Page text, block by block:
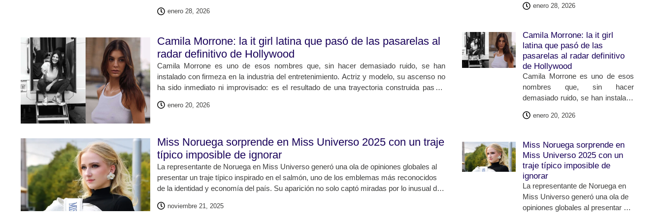
declaraciones estéticas. Esta vez, el diseñador francés presentó
que encuentra su corazón creativo en una figura icónica: Paloma Picasso.
enero 28, 2026
Camila Morrone: la it girl latina que pasó de las pasarelas al
radar definitivo de Hollywood
Camila Morrone es uno de esos nombres que, sin hacer demasiado ruido, se han
instalado con firmeza en la industria del entretenimiento. Actriz y modelo, su ascenso no
ha sido inmediato ni improvisado: es el resultado de una trayectoria construida paso a
en un mundo donde destacar no siempre es sencillo.
enero 20, 2026
Miss Noruega sorprende en Miss Universo 2025 con un traje
típico imposible de ignorar
La representante de Noruega en Miss Universo generó una ola de opiniones globales al
presentar un traje típico inspirado en el salmón, uno de los emblemas más reconocidos
de la identidad y economía del país. Su aparición no solo captó miradas por lo inusual de
profundamente arraigado.
noviembre 21, 2025
la capacidad de construir relatos
Su marca no se limita a vestir
cuerpos: viste memorias,
influencias y obsesiones
personales que, colección tras
colección, se convierten en
potentes declaraciones estéticas.
Esta vez, el diseñador francés
para otoño/invierno 2026, una
de simbolismo que encuentra su
corazón creativo en una figura
icónica: Paloma Picasso.
enero 28, 2026
Camila Morrone: la it girl
latina que pasó de las
pasarelas al radar definitivo
de Hollywood
Camila Morrone es uno de esos
nombres que, sin hacer
demasiado ruido, se han instalado
entretenimiento. Actriz y modelo,
ni improvisado: es el resultado de
una trayectoria construida paso a
paso, combinando disciplina,
sensibilidad artística y una
identidad clara que la diferencia en
un mundo donde destacar no
siempre es sencillo.
enero 20, 2026
Miss Noruega sorprende en
Miss Universo 2025 con un
traje típico imposible de
ignorar
La representante de Noruega en
Miss Universo generó una ola de
opiniones globales al presentar un